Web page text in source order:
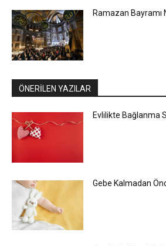
Ramazan Bayramı
ÖNERİLEN YAZILAR
Evlilikte Bağlanma
Gebe Kalmadan